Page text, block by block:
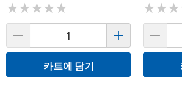
★★★★★
★★★★★
카트에 담기
★★★
★★★